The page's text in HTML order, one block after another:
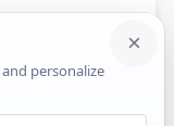
Komentari